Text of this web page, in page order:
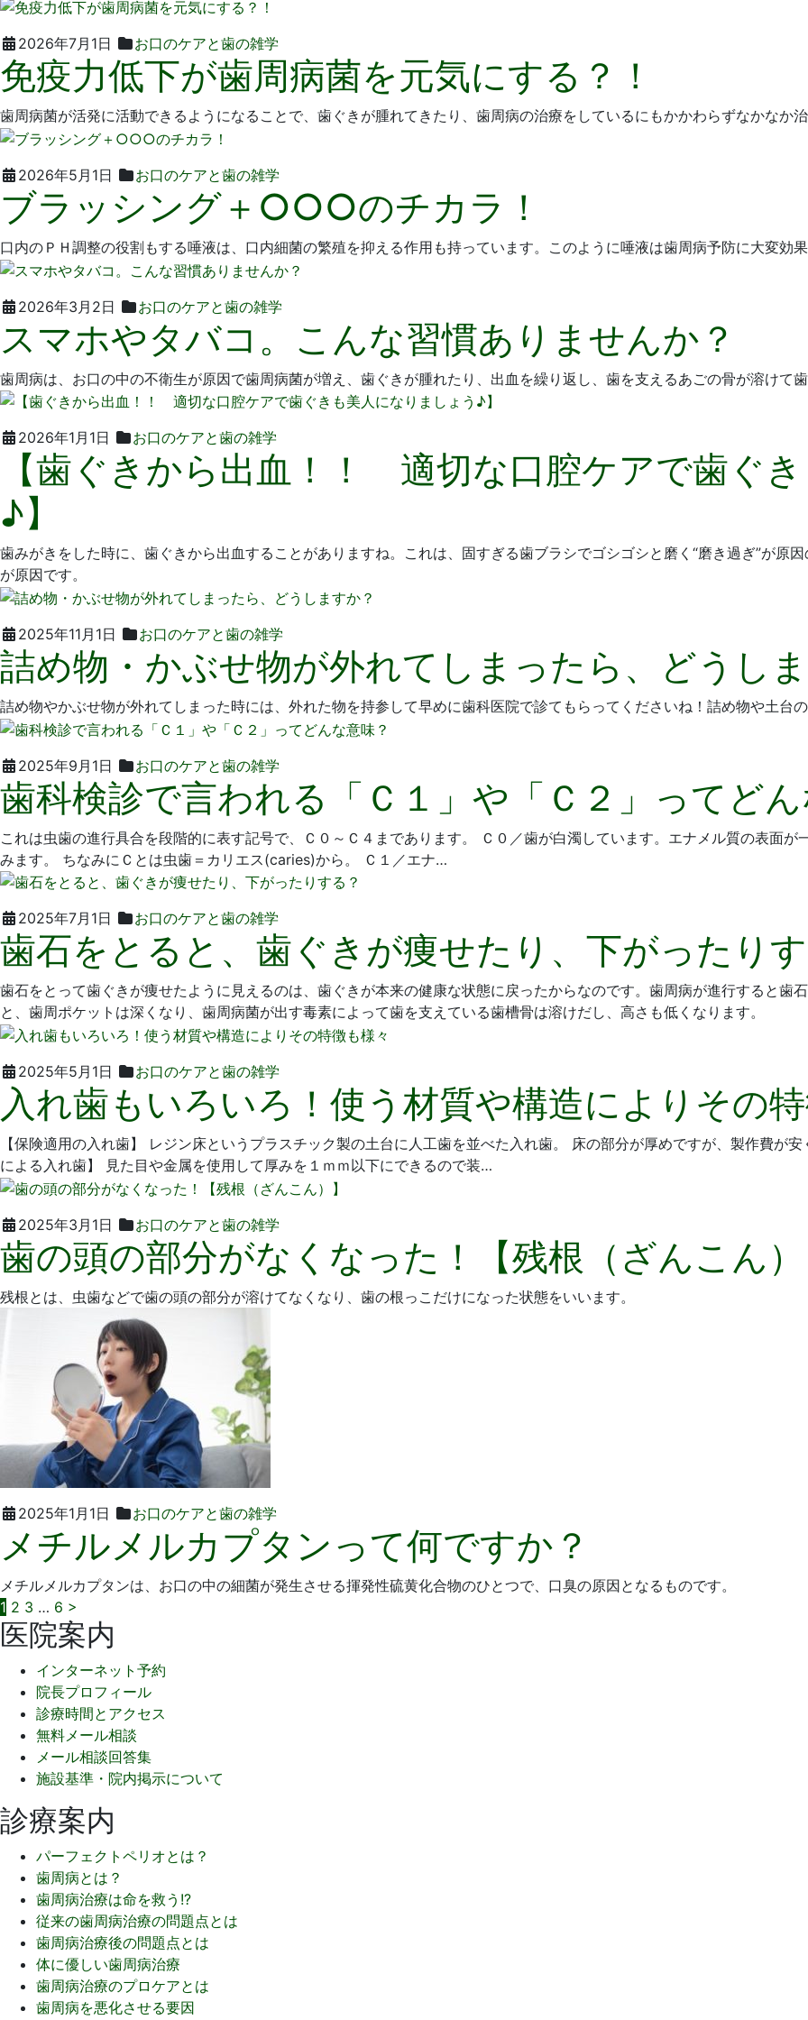
2026年7月1日 お口のケアと歯の雑学
年
6
月
そ
歯
科
免疫力低下が歯周病菌を元気にする？！
歯周病菌が活発に活動できるようになることで、歯ぐきが腫れてきたり、歯周病の治療をしているにもかかわらずなかなか
2026年5月1日 お口のケアと歯の雑学
年
3
月
25
日
そ
歯
科
院
ブラッシング＋○○○のチカラ！
口内のＰＨ調整の役割もする唾液は、口内細菌の繁殖を抑える作用も持っています。このように唾液は歯周病予防に大変効
2026年3月2日 お口のケアと歯の雑学
月
2
日
科
医
院
スマホやタバコ。こんな習慣ありませんか？
歯周病は、お口の中の不衛生が原因で歯周病菌が増え、歯ぐきが腫れたり、出血を繰り返し、歯を支えるあごの骨が溶けて
2026年1月1日 お口のケアと歯の雑学
年
1
日
そ
歯
院
【歯ぐきから出血！！ 適切な口腔ケアで歯ぐ
♪】
歯みがきをした時に、歯ぐきから出血することがありますね。これは、固すぎる歯ブラシでゴシゴシと磨く“磨き過ぎ”が原
が原因です。
2025年11月1日 お口のケアと歯の雑学
年
10
月
日
そ
歯
科
院
詰め物・かぶせ物が外れてしまったら、どうし
詰め物やかぶせ物が外れてしまった時には、外れた物を持参して早めに歯科医院で診てもらってくださいね！詰め物や土台
2025年9月1日 お口のケアと歯の雑学
年
8
月
25
日
そ
歯
科
医
院
歯科検診で言われる「Ｃ１」や「Ｃ２」ってど
これは虫歯の進行具合を段階的に表す記号で、Ｃ０～Ｃ４まであります。 Ｃ０／歯が白濁しています。エナメル質の表面
みます。 ちなみにＣとは虫歯＝カリエス(caries)から。 Ｃ１／エナ…
2025年7月1日 お口のケアと歯の雑学
年
5
月
9
日
そ
歯
科
医
院
歯石をとると、歯ぐきが痩せたり、下がったり
歯石をとって歯ぐきが痩せたように見えるのは、歯ぐきが本来の健康な状態に戻ったからなのです。歯周病が進行すると歯
と、歯周ポケットは深くなり、歯周病菌が出す毒素によって歯を支えている歯槽骨は溶けだし、高さも低くなります。
2025年5月1日 お口のケアと歯の雑学
年
4
18
日
そ
歯
医
院
入れ歯もいろいろ！使う材質や構造によりその
【保険適用の入れ歯】 レジン床というプラスチック製の土台に人工歯を並べた入れ歯。 床の部分が厚めですが、製作費が
による入れ歯】 見た目や金属を使用して厚みを１ｍｍ以下にできるので装…
2025年3月1日 お口のケアと歯の雑学
年
2
月
27
そ
歯
科
医
歯の頭の部分がなくなった！【残根（ざんこん
残根とは、虫歯などで歯の頭の部分が溶けてなくなり、歯の根っこだけになった状態をいいます。
2025年1月1日 お口のケアと歯の雑学
年
12
月
23
そ
歯
科
医
メチルメルカプタンって何ですか？
メチルメルカプタンは、お口の中の細菌が発生させる揮発性硫黄化合物のひとつで、口臭の原因となるものです。
投
稿
の
ペ
ー
ジ
送
り
1 2 3 … 6 >
医院案内
インターネット予約
院長プロフィール
診療時間とアクセス
無料メール相談
メール相談回答集
施設基準・院内掲示について
診療案内
パーフェクトペリオとは？
歯周病とは？
歯周病治療は命を救う!?
従来の歯周病治療の問題点とは
歯周病治療後の問題点とは
体に優しい歯周病治療
歯周病治療のプロケアとは
歯周病を悪化させる要因